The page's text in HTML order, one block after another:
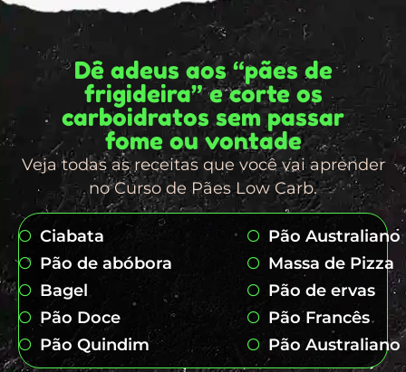
Dê adeus aos “pães de
frigideira” e corte os
carboidratos sem passar
fome ou vontade
Veja todas as receitas que você vai aprender
no Curso de Pães Low Carb.
Ciabata
Pão de abóbora
Bagel
Pão Doce
Pão Quindim
Pão Australiano
Massa de Pizza
Pão de ervas
Pão Francês
Pão Australiano